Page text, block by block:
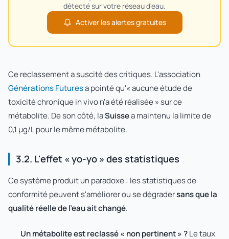
détecté sur votre réseau d'eau.
Activer les alertes gratuites
Ce reclassement a suscité des critiques. L'association
Générations Futuresa pointé qu'« aucune étude de
toxicité chronique in vivo n'a été réalisée » sur ce
métabolite. De son côté, laSuissea maintenu la limite de
0,1 µg/L pour le même métabolite.
3.2. L'effet « yo-yo » des statistiques
Ce système produit un paradoxe : les statistiques de
conformité peuvent s'améliorer ou se dégradersans que la
qualité réelle de l'eau ait changé.
Un métabolite est reclassé « non pertinent » ?Le taux